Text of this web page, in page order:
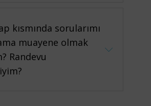
kısmında sorularımı
muayene olmak
Randevu